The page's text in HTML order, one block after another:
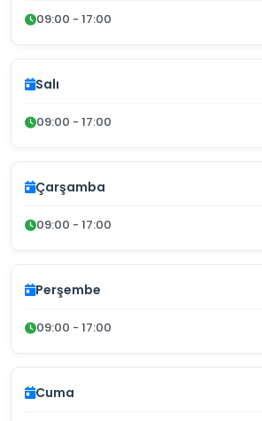
09:00 - 17:00
Salı
09:00 - 17:00
Çarşamba
09:00 - 17:00
Perşembe
09:00 - 17:00
Cuma